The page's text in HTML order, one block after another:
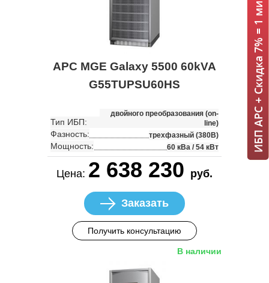
APC MGE Galaxy 5500 60kVA
G55TUPSU60HS
Тип ИБП:
двойного преобразования (on-
line)
Фазность: трехфазный (380В)
Мощность: 60 кВа / 54 кВт
Цена: 2 638 230 руб.
Заказать
Получить консультацию
В наличии
ИБП APC + Скидка 7% = 1 мин!